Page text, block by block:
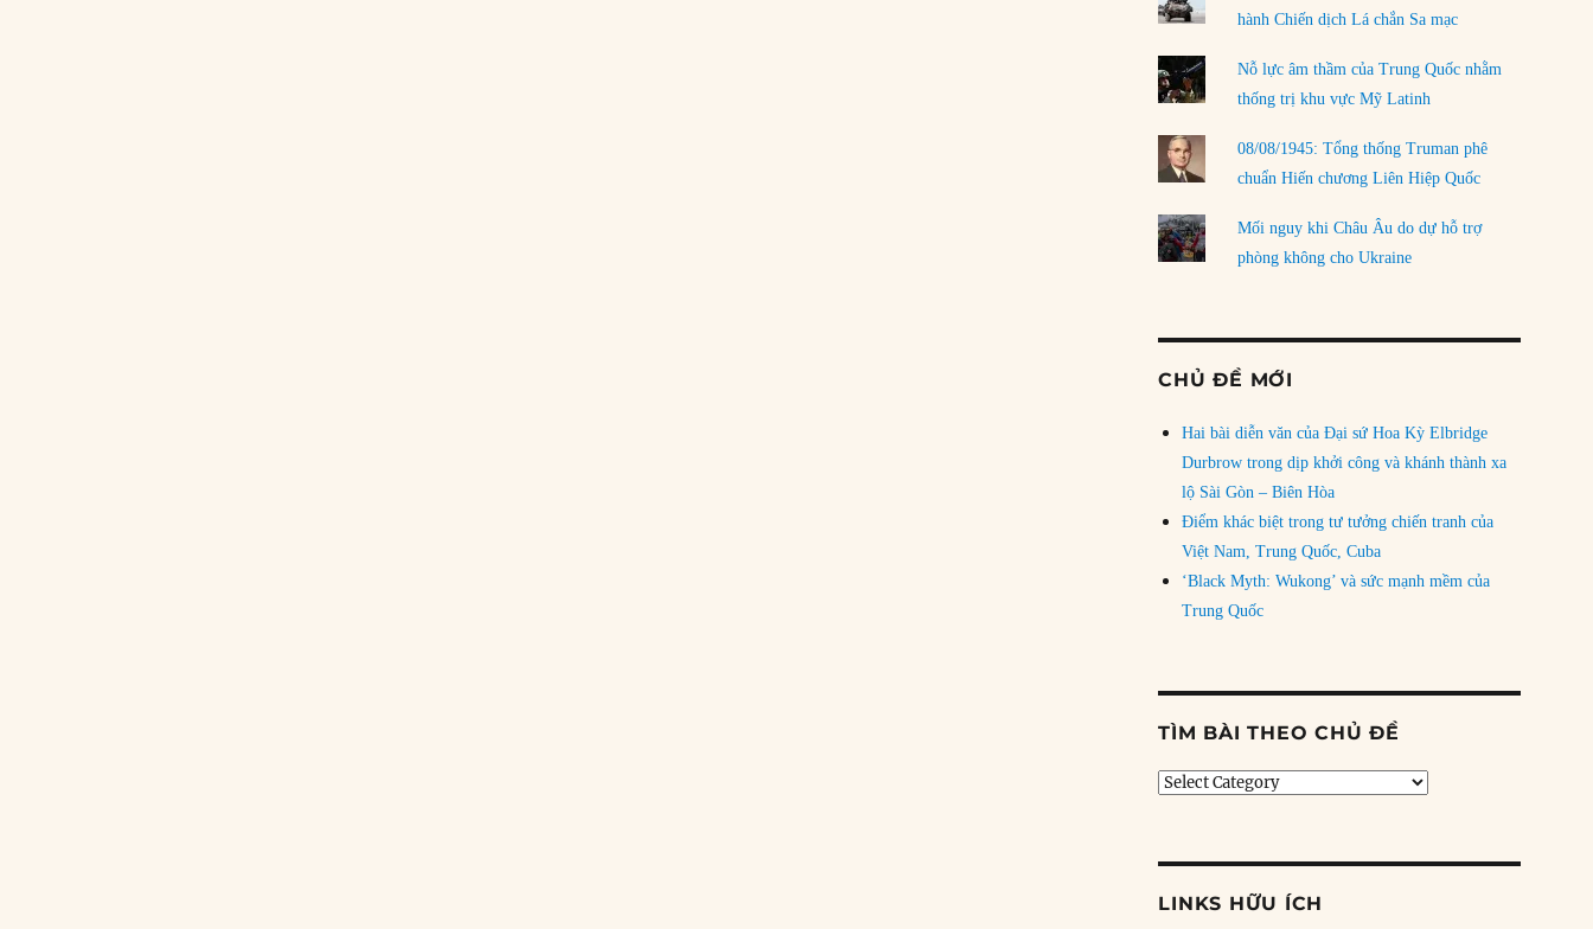
hành Chiến dịch Lá chắn Sa mạc
Nỗ lực âm thầm của Trung Quốc nhằm
thống trị khu vực Mỹ Latinh
08/08/1945: Tổng thống Truman phê
chuẩn Hiến chương Liên Hiệp Quốc
Mối nguy khi Châu Âu do dự hỗ trợ
phòng không cho Ukraine
CHỦ ĐỀ MỚI
Hai bài diễn văn của Đại sứ Hoa Kỳ Elbridge
Durbrow trong dịp khởi công và khánh thành xa
lộ Sài Gòn – Biên Hòa
Điểm khác biệt trong tư tưởng chiến tranh của
Việt Nam, Trung Quốc, Cuba
‘Black Myth: Wukong’ và sức mạnh mềm của
Trung Quốc
TÌM BÀI THEO CHỦ ĐỀ
Tìm
LINKS HỮU ÍCH